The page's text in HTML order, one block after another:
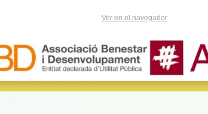
Ver en el navegador